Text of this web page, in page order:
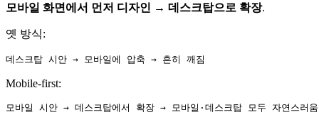
모바일 화면에서 먼저 디자인 → 데스크탑으로 확장.
옛 방식:
Mobile-first: